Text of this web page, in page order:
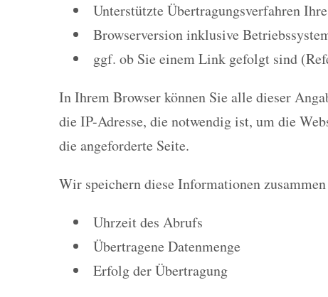
Unterstützte Übertragungsverfahren
Browserversion inklusive
ggf. ob Sie einem Link gefolgt sind
In Ihrem Browser können Sie alle dieser
die IP-Adresse, die notwendig ist, um die
die angeforderte Seite.
Wir speichern diese Informationen
Uhrzeit des Abrufs
Übertragene Datenmenge
Erfolg der Übertragung